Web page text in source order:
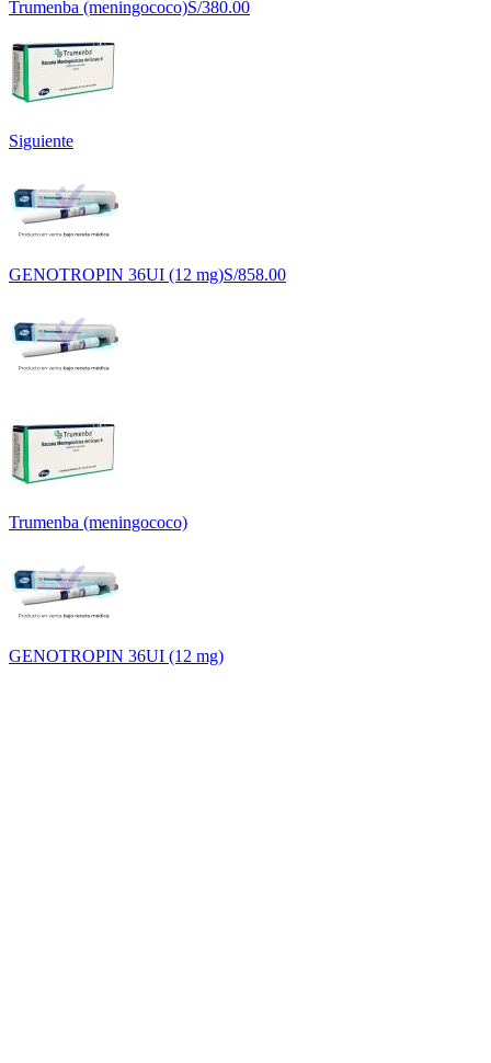
Trumenba (meningococo)S/380.00
Siguiente
GENOTROPIN 36UI (12 mg)S/858.00
Trumenba (meningococo)
GENOTROPIN 36UI (12 mg)